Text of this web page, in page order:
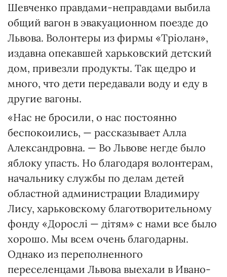
Шевченко правдами-неправдами выбила
общий вагон в эвакуационном поезде до
Львова. Волонтеры из фирмы «Тріолан»,
издавна опекавшей харьковский детский
дом, привезли продукты. Так щедро и
много, что дети передавали воду и еду в
другие вагоны.
«Нас не бросили, о нас постоянно
беспокоились, — рассказывает Алла
Александровна. — Во Львове негде было
яблоку упасть. Но благодаря волонтерам,
начальнику службы по делам детей
областной администрации Владимиру
Лису, харьковскому благотворительному
фонду «Дорослі — дітям» с нами все было
хорошо. Мы всем очень благодарны.
Однако из переполненного
переселенцами Львова выехали в Ивано-